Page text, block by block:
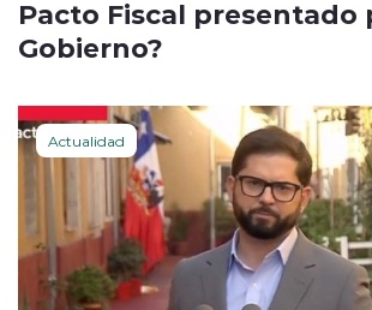
Pacto Fiscal presentado
Gobierno?
Actualidad